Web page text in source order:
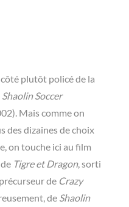
côté plutôt policé de la
Shaolin Soccer
Mais comme on
des dizaines de choix
on touche ici au film
Tigre et Dragon, sorti
de Crazy
de Shaolin